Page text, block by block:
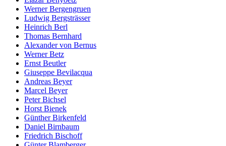
Werner Bergengruen
Ludwig Bergsträsser
Heinrich Berl
Thomas Bernhard
Alexander von Bernus
Werner Betz
Ernst Beutler
Giuseppe Bevilacqua
Andreas Beyer
Marcel Beyer
Peter Bichsel
Horst Bienek
Günther Birkenfeld
Daniel Birnbaum
Friedrich Bischoff